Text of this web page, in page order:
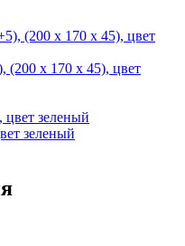
(200 х 170 х 45), цвет
зеленый